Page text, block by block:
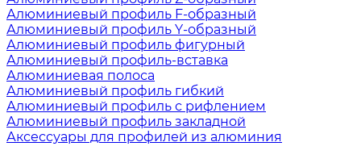
Алюминиевый профиль F-образный
Алюминиевый профиль Y-образный
Алюминиевый профиль фигурный
Алюминиевый профиль-вставка
Алюминиевая полоса
Алюминиевый профиль гибкий
Алюминиевый профиль с рифлением
Алюминиевый профиль закладной
Аксессуары для профилей из алюминия